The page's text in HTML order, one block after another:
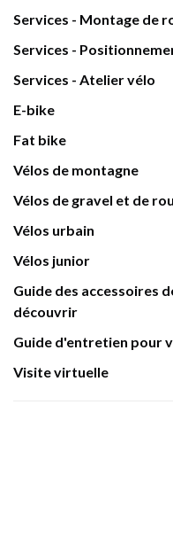
Services - Montage de
Services -
Services - Atelier vélo
E-bike
Fat bike
Vélos de montagne
Vélos de gravel et de
Vélos urbain
Vélos junior
Guide des accessoires
découvrir
Guide d'entretien pour
Visite virtuelle